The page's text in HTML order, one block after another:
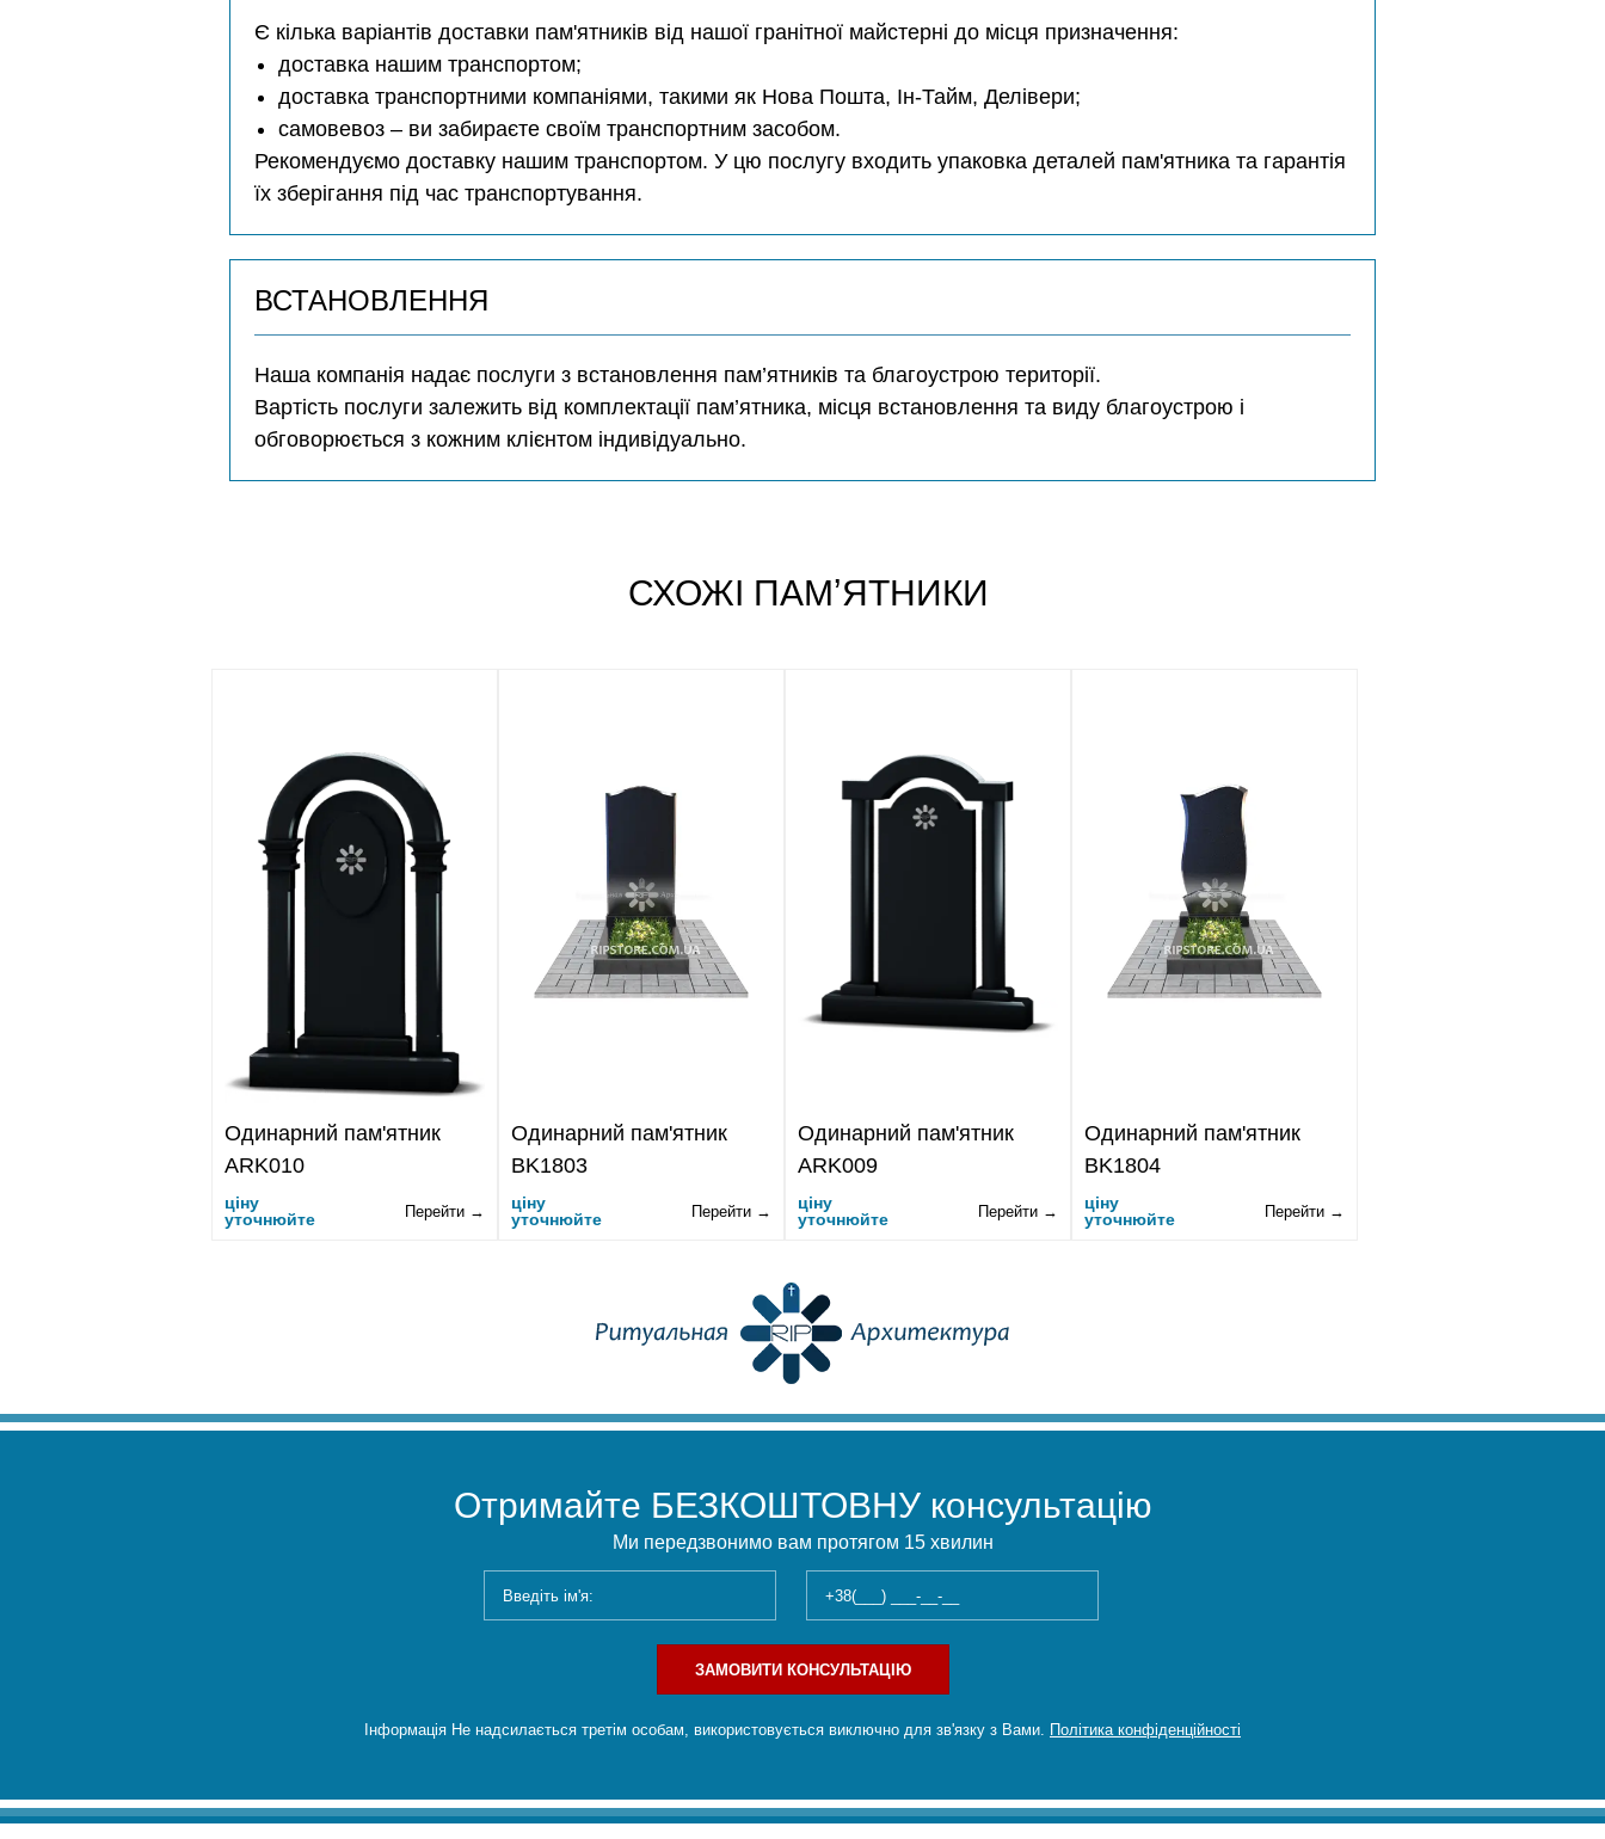
Є кілька варіантів доставки пам'ятників від нашої гранітної майстерні до місця призначення:
доставка нашим транспортом;
доставка транспортними компаніями, такими як Нова Пошта, Ін-Тайм, Делівери;
самовевоз – ви забираєте своїм транспортним засобом.
Рекомендуємо доставку нашим транспортом. У цю послугу входить упаковка деталей пам'ятника та гарантія
їх зберігання під час транспортування.
ВСТАНОВЛЕННЯ
Наша компанія надає послуги з встановлення пам’ятників та благоустрою території.
Вартість послуги залежить від комплектації пам’ятника, місця встановлення та виду благоустрою і
обговорюється з кожним клієнтом індивідуально.
СХОЖІ ПАМʼЯТНИКИ
Одинарний пам'ятник
ARK010
ціну
уточнюйте
Перейти →
Одинарний пам'ятник
BK1803
ціну
уточнюйте
Перейти →
Одинарний пам'ятник
ARK009
ціну
уточнюйте
Перейти →
Одинарний пам'ятник
BK1804
ціну
уточнюйте
Перейти →
Отримайте БЕЗКОШТОВНУ консультацію
Ми передзвонимо вам протягом 15 хвилин
ЗАМОВИТИ КОНСУЛЬТАЦІЮ
Інформація Не надсилається третім особам, використовується виключно для зв'язку з Вами. Політика конфіденційності